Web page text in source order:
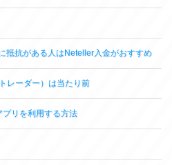
抵抗がある人はNeteller入金がおすすめ
レーダー）は当たり前
リを利用する方法